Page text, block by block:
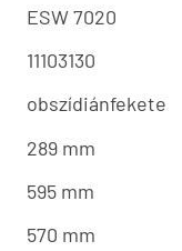
ESW 7020
11103130
obszídiánfekete
289 mm
595 mm
570 mm